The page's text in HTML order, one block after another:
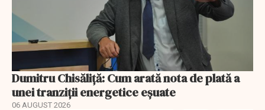
Dumitru Chisăliță: Cum arată nota de plată a
unei tranziții energetice eșuate
06 AUGUST 2026